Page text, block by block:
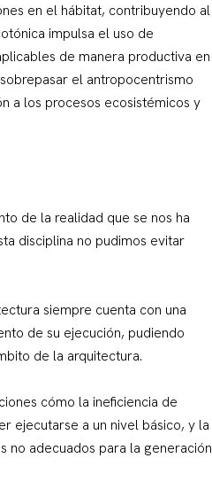
en el hábitat, contribuyendo al
impulsa el uso de
de manera productiva en
el antropocentrismo
a los procesos ecosistémicos y
de la realidad que se nos ha
disciplina no pudimos evitar
siempre cuenta con una
de su ejecución, pudiendo
de la arquitectura.
cómo la ineficiencia de
ejecutarse a un nivel básico, y la
no adecuados para la generación